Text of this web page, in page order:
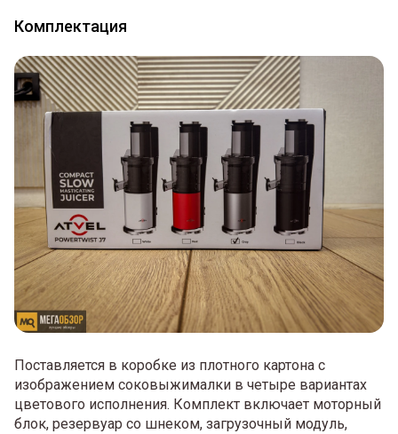
Комплектация
Поставляется в коробке из плотного картона с
изображением соковыжималки в четыре вариантах
цветового исполнения. Комплект включает моторный
блок, резервуар со шнеком, загрузочный модуль,